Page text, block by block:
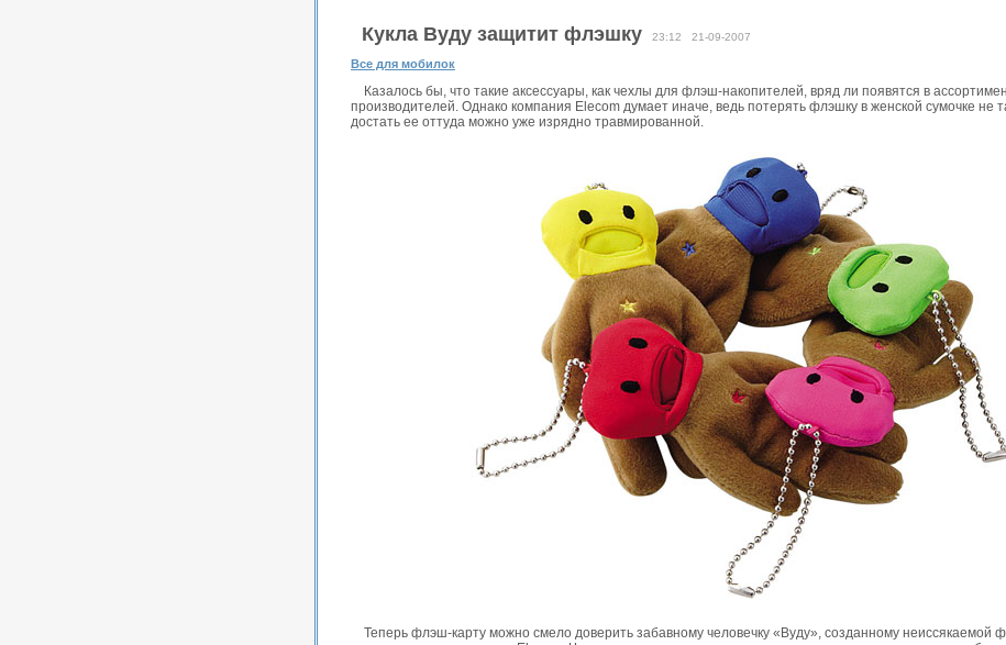
Кукла Вуду защитит флэшку 23:12 21-09-2007
Все для мобилок
Казалось бы, что такие аксессуары, как чехлы для флэш-накопителей, вряд ли появятся в
производителей. Однако компания Elecom думает иначе, ведь потерять флэшку в женской сумочке не
достать ее оттуда можно уже изрядно травмированной.
Теперь флэш-карту можно смело доверить забавному человечку «Вуду», созданному неиссякаемой